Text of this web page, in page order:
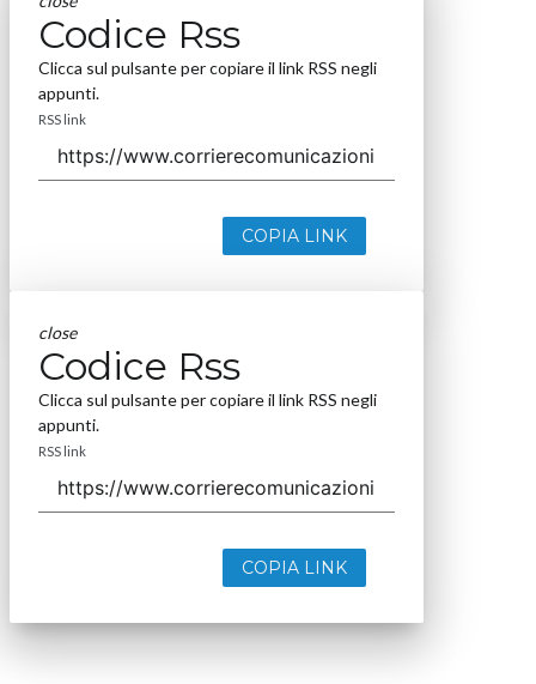
Codice Rss
Clicca sul pulsante per copiare il link RSS negli
appunti.
RSS link
COPIA LINK
close
Codice Rss
Clicca sul pulsante per copiare il link RSS negli
appunti.
RSS link
COPIA LINK